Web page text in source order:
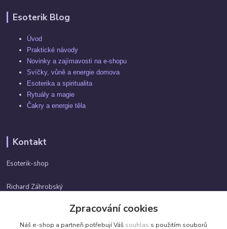
Esoterik Blog
Úvod
Praktické návody
Novinky a zajímavosti na e-shopu
Svíčky, vůně a energie domova
Esoterika a spiritualita
Rytuály a magie
Čakry a energie těla
Kontakt
Esoterik-shop
Richard Záhrobský
info@esoterik-shop.cz
Zpracování cookies
Náš e-shop a partneři potřebují Váš souhlas s použitím souborů